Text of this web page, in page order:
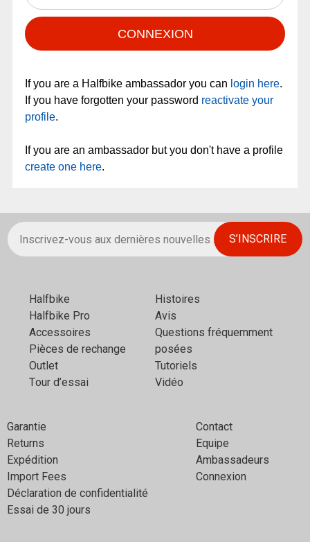
If you are a Halfbike ambassador you can login here.
If you have forgotten your password reactivate your
profile.
If you are an ambassador but you don't have a profile
create one here.
Halfbikе
Halfbike Pro
Аccessoires
Pièces de rechange
Outlet
Тour d’essai
Histoires
Avis
Questions fréquemment
posées
Tutoriels
Vidéo
Garantie
Returns
Expédition
Import Fees
Déclaration de confidentialité
Essai de 30 jours
Contact
Equipe
Ambassadeurs
Connexion